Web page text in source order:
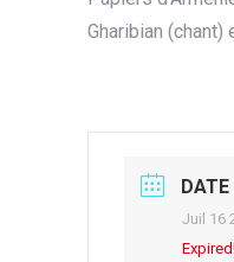
Gharibian
DATE
Juil 16